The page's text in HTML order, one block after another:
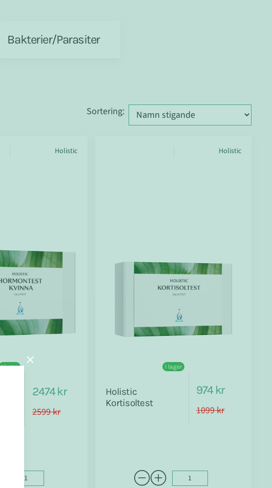
Bakterier/Parasiter
Sortering:
Holistic
I lager
2474 kr
2599 kr
Holistic
I lager
Holistic
Kortisoltest
974 kr
1099 kr